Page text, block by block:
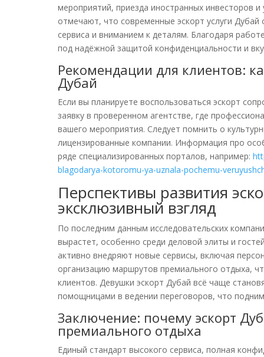
мероприятий, приезда иностранных инвесторов
отмечают, что современные эскорт услуги
сервиса и вниманием к деталям. Благодаря
под надёжной защитой конфиденциальности и
Рекомендации для клиентов:
Дубай
Если вы планируете воспользоваться эскорт
заявку в проверенном агентстве, где
вашего мероприятия. Следует помнить о
лицензированные компании. Информация про
ряде специализированных порталов, например:
blagodarya-kotoromu-ya-uznala-pochemu-
Перспективы развития
эксклюзивный взгляд
По последним данным исследовательских
вырастет, особенно среди деловой элиты и
активно внедряют новые сервисы, включая
организацию маршрутов премиального отдыха,
клиентов. Девушки эскорт Дубай всё чаще
помощницами в ведении переговоров, что
Заключение: почему эскорт
премиального отдыха
Единый стандарт высокого сервиса, полная